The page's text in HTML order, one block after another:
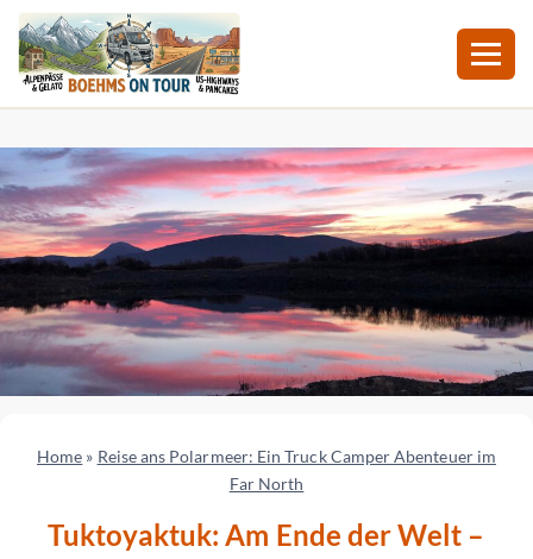
Inhalt
springen
Home » Reise ans Polarmeer: Ein Truck Camper Abenteuer im
Far North
Tuktoyaktuk: Am Ende der Welt –